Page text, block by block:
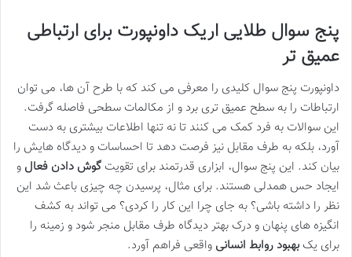
پنج سوال طلایی اریک داونپورت برای ارتباطی
عمیق تر
داونپورت پنج سوال کلیدی را معرفی می کند که با طرح آن ها، می توان
ارتباطات را به سطح عمیق تری برد و از مکالمات سطحی فاصله گرفت.
این سوالات به فرد کمک می کنند تا نه تنها اطلاعات بیشتری به دست
آورد، بلکه به طرف مقابل نیز فرصت دهد تا احساسات و دیدگاه هایش را
بیان کند. این پنج سوال، ابزاری قدرتمند برای تقویت گوش دادن فعال و
ایجاد حس همدلی هستند. برای مثال، پرسیدن چه چیزی باعث شد این
نظر را داشته باشی؟ به جای چرا این کار را کردی؟ می تواند به کشف
انگیزه های پنهان و درک بهتر دیدگاه طرف مقابل منجر شود و زمینه را
برای یک بهبود روابط انسانی واقعی فراهم آورد.